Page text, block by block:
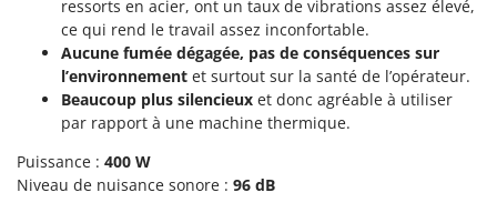
Planteuses de pommes de terre pour tracteur
Plateaux de coupe pour tracteur
Plumeuses
Pompes d'irrigation à tracteur
Pompes de transfert
Pompes immergées électriques
G3 Ferrari
Gardena
Garofalo
GeoTech
Gierre
ressorts en acier, ont un taux de vibrations assez élevé,
ce qui rend le travail assez inconfortable.
Aucune fumée dégagée, pas de conséquences sur
l’environnement et surtout sur la santé de l’opérateur.
Beaucoup plus silencieux et donc agréable à utiliser
par rapport à une machine thermique.
Puissance : 400 W
Niveau de nuisance sonore : 96 dB